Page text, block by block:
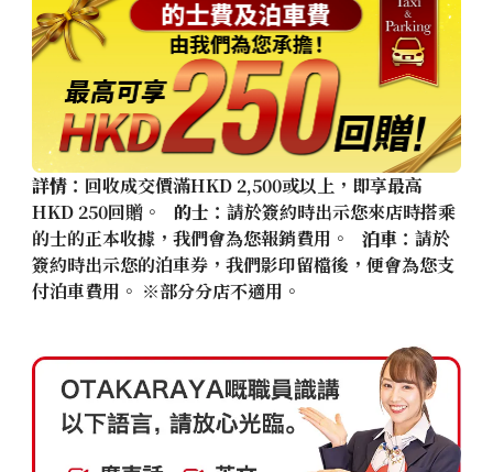
詳情 ：回收成交價滿HKD 2,500或以上，即享最高
HKD 250回贈。 的士 ：請於簽約時出示您來店時搭乘
的士的正本收據，我們會為您報銷費用。泊車 ：請於
簽約時出示您的泊車券，我們影印留檔後，便會為您支
付泊車費用。 ※部分分店不適用。